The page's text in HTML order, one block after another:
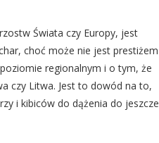
Świata czy Europy, jest
choć może nie jest prestiżem
regionalnym i o tym, że
czy Litwa. Jest to dowód na to,
i kibiców do dążenia do jeszcze